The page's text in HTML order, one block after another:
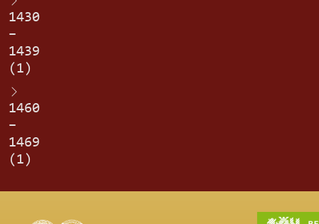
1430
–
1439
(1)
1460
–
1469
(1)